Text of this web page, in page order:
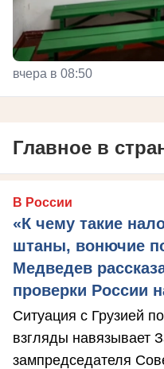
вчера в 08:50
Главное в
В России
«К чему такие
штаны, вонючие
Медведев
проверки России
Ситуация с Грузией
взгляды навязывает
зампредседателя